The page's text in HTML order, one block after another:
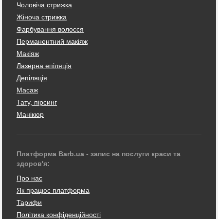
Чоловіча стрижка
Жіноча стрижка
Фарбування волосся
Перманентний макіяж
Макіяж
Лазерна епіляція
Депіляція
Масаж
Тату, пірсинг
Манікюр
Платформа Barb.ua - запис на послуги краси та
здоров'я:
Про нас
Як працює платформа
Тарифи
Політика конфіденційності